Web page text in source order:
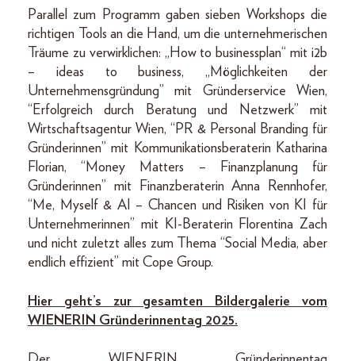
Parallel zum Programm gaben sieben Workshops die
richtigen Tools an die Hand, um die unternehmerischen
Träume zu verwirklichen: „How to businessplan“ mit i2b
– ideas to business, „Möglichkeiten der
Unternehmensgründung” mit Gründerservice Wien,
“Erfolgreich durch Beratung und Netzwerk” mit
Wirtschaftsagentur Wien, “PR & Personal Branding für
Gründerinnen” mit Kommunikationsberaterin Katharina
Florian, “Money Matters – Finanzplanung für
Gründerinnen” mit Finanzberaterin Anna Rennhofer,
“Me, Myself & AI – Chancen und Risiken von KI für
Unternehmerinnen” mit KI-Beraterin Florentina Zach
und nicht zuletzt alles zum Thema “Social Media, aber
endlich effizient” mit Cope Group.
Hier geht’s zur gesamten Bildergalerie vom
WIENERIN Gründerinnentag 2025.